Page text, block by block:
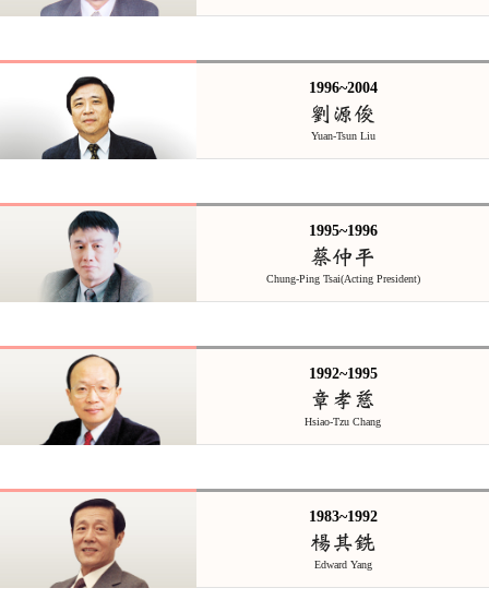
1996~2004
劉源俊
Yuan-Tsun Liu
1995~1996
蔡仲平
Chung-Ping Tsai(Acting President)
1992~1995
章孝慈
Hsiao-Tzu Chang
1983~1992
楊其銑
Edward Yang